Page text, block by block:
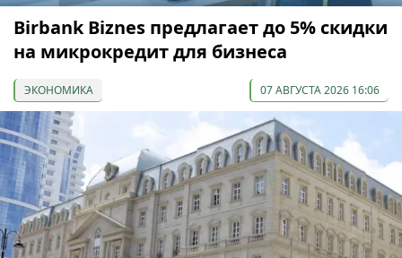
Birbank Biznes предлагает до 5% скидки
на микрокредит для бизнеса
ЭКОНОМИКА 07 АВГУСТА 2026 16:06